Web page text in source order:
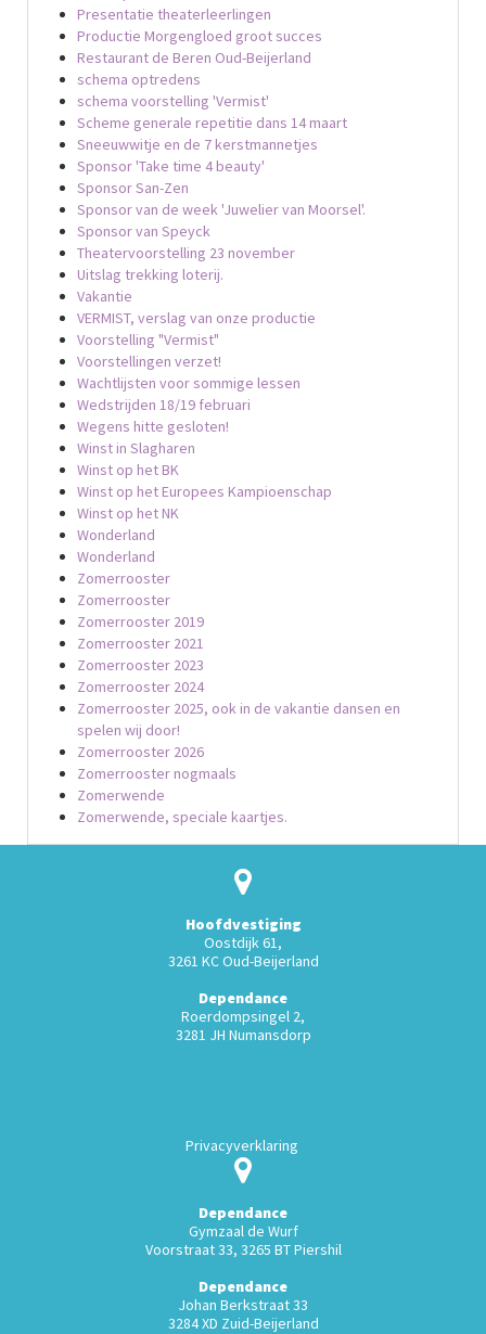
Presentatie theaterleerlingen
Productie Morgengloed groot succes
Restaurant de Beren Oud-Beijerland
schema optredens
schema voorstelling 'Vermist'
Scheme generale repetitie dans 14 maart
Sneeuwwitje en de 7 kerstmannetjes
Sponsor 'Take time 4 beauty'
Sponsor San-Zen
Sponsor van de week 'Juwelier van Moorsel'.
Sponsor van Speyck
Theatervoorstelling 23 november
Uitslag trekking loterij.
Vakantie
VERMIST, verslag van onze productie
Voorstelling "Vermist"
Voorstellingen verzet!
Wachtlijsten voor sommige lessen
Wedstrijden 18/19 februari
Wegens hitte gesloten!
Winst in Slagharen
Winst op het BK
Winst op het Europees Kampioenschap
Winst op het NK
Wonderland
Wonderland
Zomerrooster
Zomerrooster
Zomerrooster 2019
Zomerrooster 2021
Zomerrooster 2023
Zomerrooster 2024
Zomerrooster 2025, ook in de vakantie dansen en
spelen wij door!
Zomerrooster 2026
Zomerrooster nogmaals
Zomerwende
Zomerwende, speciale kaartjes.
Hoofdvestiging
Oostdijk 61,
3261 KC Oud-Beijerland
Dependance
Roerdompsingel 2,
3281 JH Numansdorp
Privacyverklaring
Dependance
Gymzaal de Wurf
Voorstraat 33, 3265 BT Piershil
Dependance
Johan Berkstraat 33
3284 XD Zuid-Beijerland